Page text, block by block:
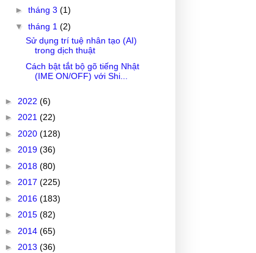
► tháng 3 (1)
▼ tháng 1 (2)
Sử dụng trí tuệ nhân tạo (AI)
trong dịch thuật
Cách bật tắt bộ gõ tiếng Nhật
(IME ON/OFF) với Shi...
► 2022 (6)
► 2021 (22)
► 2020 (128)
► 2019 (36)
► 2018 (80)
► 2017 (225)
► 2016 (183)
► 2015 (82)
► 2014 (65)
► 2013 (36)